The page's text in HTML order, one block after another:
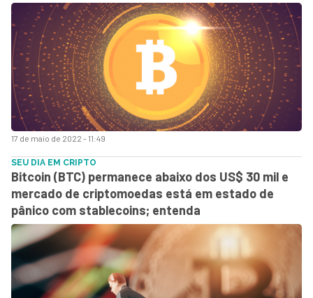
17 de maio de 2022 - 11:49
SEU DIA EM CRIPTO
Bitcoin (BTC) permanece abaixo dos US$ 30 mil e
mercado de criptomoedas está em estado de
pânico com stablecoins; entenda